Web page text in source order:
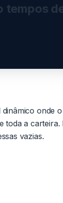
tempos
onde
toda a carteira.
vazias.